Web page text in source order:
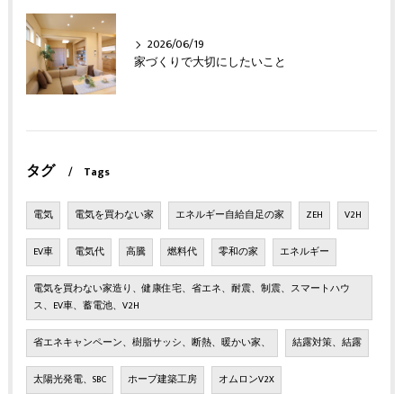
2026/06/19
家づくりで大切にしたいこと
タグ Tags
電気 電気を買わない家 エネルギー自給自足の家 ZEH V2H
EV車 電気代 高騰 燃料代 零和の家 エネルギー
電気を買わない家造り、健康住宅、省エネ、耐震、制震、スマートハウ
ス、EV車、蓄電池、V2H
省エネキャンペーン、樹脂サッシ、断熱、暖かい家、 結露対策、結露
太陽光発電、SBC ホープ建築工房 オムロンV2X